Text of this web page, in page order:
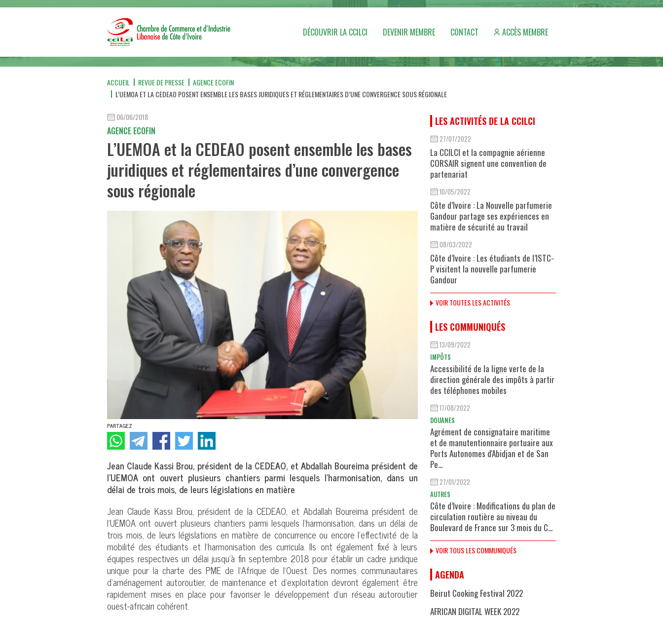
DÉCOUVRIR LA CCILCI DEVENIR MEMBRE CONTACT ACCÈS MEMBRE
ACCUEIL REVUE DE PRESSE
AGENCE ECOFIN
L’UEMOA ET LA CEDEAO POSENT ENSEMBLE LES BASES JURIDIQUES ET RÉGLEMENTAIRES D’UNE CONVERGENCE SOUS RÉGIONALE
06/06/2018
AGENCE ECOFIN
L’UEMOA et la CEDEAO posent ensemble les bases
juridiques et réglementaires d’une convergence
sous régionale
PARTAGEZ
Jean Claude Kassi Brou, président de la CEDEAO, et Abdallah Boureima président de
l’UEMOA ont ouvert plusieurs chantiers parmi lesquels l’harmonisation, dans un
délai de trois mois, de leurs législations en matière
Jean Claude Kassi Brou, président de la CEDEAO, et Abdallah Boureima président de
l’UEMOA ont ouvert plusieurs chantiers parmi lesquels l’harmonisation, dans un délai de
trois mois, de leurs législations en matière de concurrence ou encore l’effectivité de la
mobilité des étudiants et l’harmonisation des curricula. Ils ont également fixé à leurs
équipes respectives un délai jusqu’à fin septembre 2018 pour établir un cadre juridique
unique pour la charte des PME de l’Afrique de l’Ouest. Des normes communautaires
d’aménagement autoroutier, de maintenance et d’exploitation devront également être
rapidement mises en place pour favoriser le développement d’un réseau autoroutier
ouest-africain cohérent.
LES ACTIVITÉS DE LA CCILCI
27/07/2022
La CCILCI et la compagnie aérienne
CORSAIR signent une convention de
partenariat
10/05/2022
Côte d’Ivoire : La Nouvelle parfumerie
Gandour partage ses expériences en
matière de sécurité au travail
08/03/2022
Côte d’Ivoire : Les étudiants de l’ISTC-
P visitent la nouvelle parfumerie
Gandour
VOIR TOUTES LES ACTIVITÉS
LES COMMUNIQUÉS
13/09/2022
IMPÔTS
Accessibilité de la ligne verte de la
direction générale des impôts à partir
des téléphones mobiles
17/08/2022
DOUANES
Agrément de consignataire maritime
et de manutentionnaire portuaire aux
Ports Autonomes d'Abidjan et de San
Pe...
27/01/2022
AUTRES
Côte d’Ivoire : Modifications du plan de
circulation routière au niveau du
Boulevard de France sur 3 mois du C...
VOIR TOUS LES COMMUNIQUÉS
AGENDA
Beirut Cooking Festival 2022
AFRICAN DIGITAL WEEK 2022